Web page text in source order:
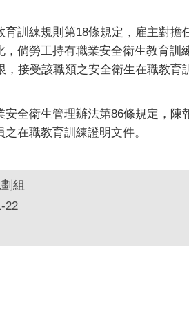
育訓練規則第18條規定，雇主對擔
，倘勞工持有職業安全衛生教育
，接受該職類之安全衛生在職教
安全衛生管理辦法第86條規定，陳
在職教育訓練證明文件。
組
22